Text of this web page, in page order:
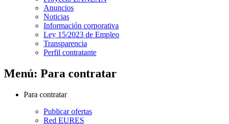
Anuncios
Noticias
Información corporativa
Ley 15/2023 de Empleo
Transparencia
Perfil contratante
Menú: Para contratar
Para contratar
Publicar ofertas
Red EURES